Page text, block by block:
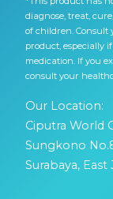
diagnose, treat,
of children. Consult
product, especially
medication. If you
consult your
Our Location:
Ciputra World
Sungkono
Surabaya, East